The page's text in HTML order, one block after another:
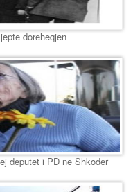
doreheqjen
deputet i PD ne Shkoder